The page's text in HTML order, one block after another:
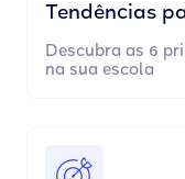
Tendências
Descubra as 6
na sua escola